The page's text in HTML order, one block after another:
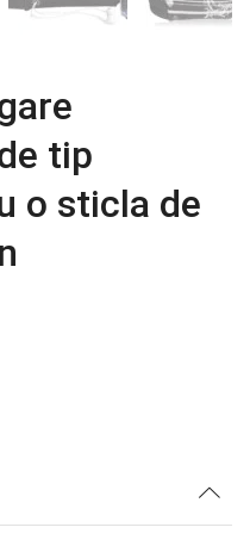
tip
o sticla de